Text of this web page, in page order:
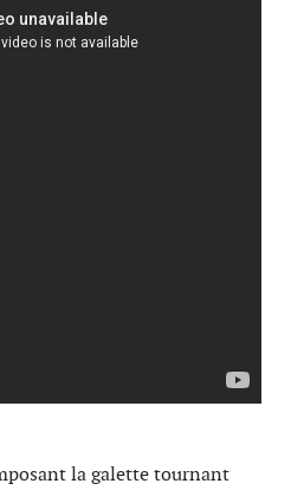
la galette tournant